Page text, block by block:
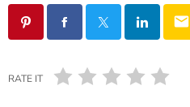
email
RATE IT